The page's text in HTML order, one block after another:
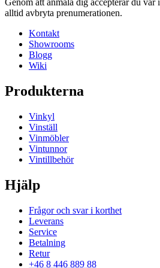
alltid avbryta prenumerationen.
Kontakt
Showrooms
Blogg
Wiki
Produkterna
Vinkyl
Vinställ
Vinmöbler
Vintunnor
Vintillbehör
Hjälp
Frågor och svar i korthet
Leverans
Service
Betalning
Retur
+46 8 446 889 88